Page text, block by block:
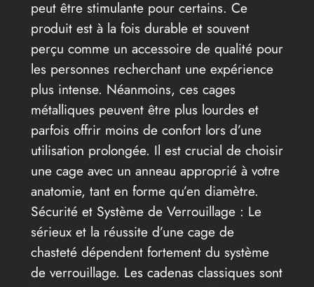
peut être stimulante pour certains. Ce
produit est à la fois durable et souvent
perçu comme un accessoire de qualité pour
les personnes recherchant une expérience
plus intense. Néanmoins, ces cages
métalliques peuvent être plus lourdes et
parfois offrir moins de confort lors d’une
utilisation prolongée. Il est crucial de choisir
une cage avec un anneau approprié à votre
anatomie, tant en forme qu’en diamètre.
Sécurité et Système de Verrouillage : Le
sérieux et la réussite d’une cage de
chasteté dépendent fortement du système
de verrouillage. Les cadenas classiques sont